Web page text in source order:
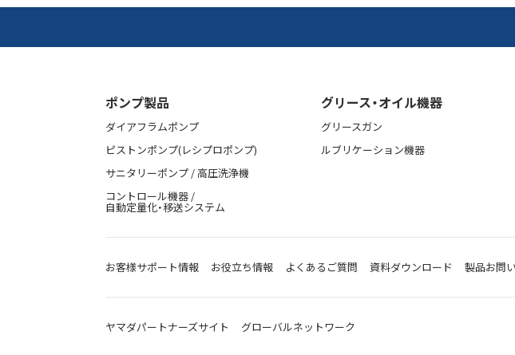
ポンプ製品
ダイアフラムポンプ
ピストンポンプ(レシプロポンプ)
サニタリーポンプ / 高圧洗浄機
コントロール機器 /
自動定量化・移送システム
グリース・オイル機器
グリースガン
ルブリケーション機器
お客様サポート情報 お役立ち情報 よくあるご質問 資料ダウンロード 製品お問
ヤマダパートナーズサイト グローバルネットワーク